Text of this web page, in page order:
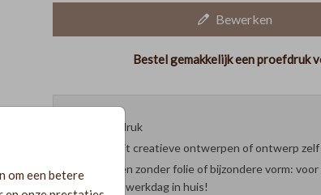
om een betere
Bewerken
Bestel gemakkelijk een proefdruk
Proefdruk
Kies uit creatieve ontwerpen of ontwerp zelf
Kaarten zonder folie of bijzondere vorm:
volgende werkdag in huis!